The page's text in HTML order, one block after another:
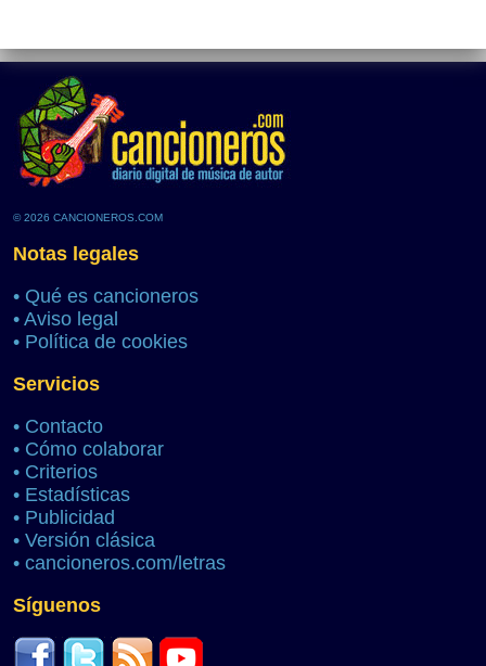
© 2026 CANCIONEROS.COM
Notas legales
• Qué es cancioneros
• Aviso legal
• Política de cookies
Servicios
• Contacto
• Cómo colaborar
• Criterios
• Estadísticas
• Publicidad
• Versión clásica
• cancioneros.com/letras
Síguenos